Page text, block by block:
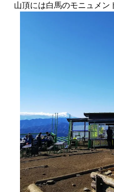
山頂には白馬のモニュメン